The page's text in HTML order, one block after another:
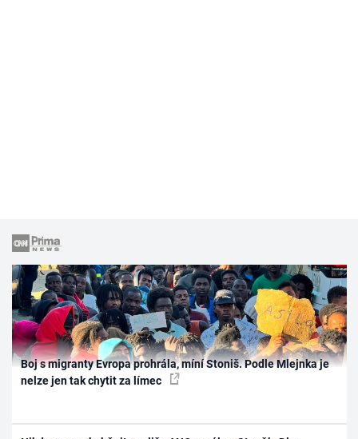
Boj s migranty Evropa prohrála, míní Stoniš. Podle Mlejnka je
nelze jen tak chytit za límec